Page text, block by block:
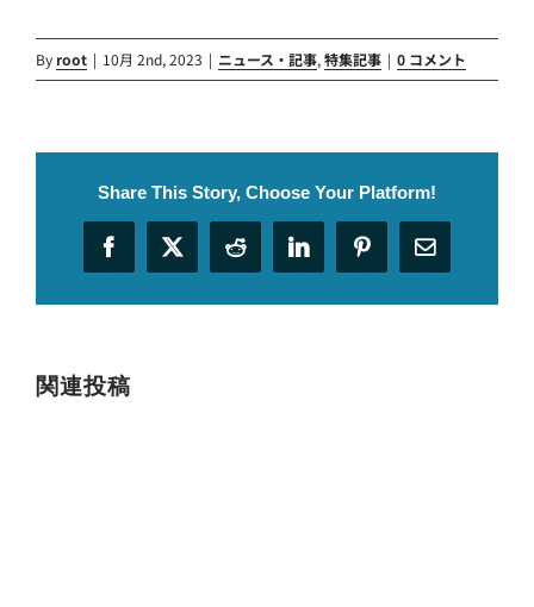
By root | 10月 2nd, 2023 | ニュース・記事,特集記事 | 0 コメント
Share This Story, Choose Your Platform!
Facebook
X Reddit LinkedInPinterest
電
子
関連投稿